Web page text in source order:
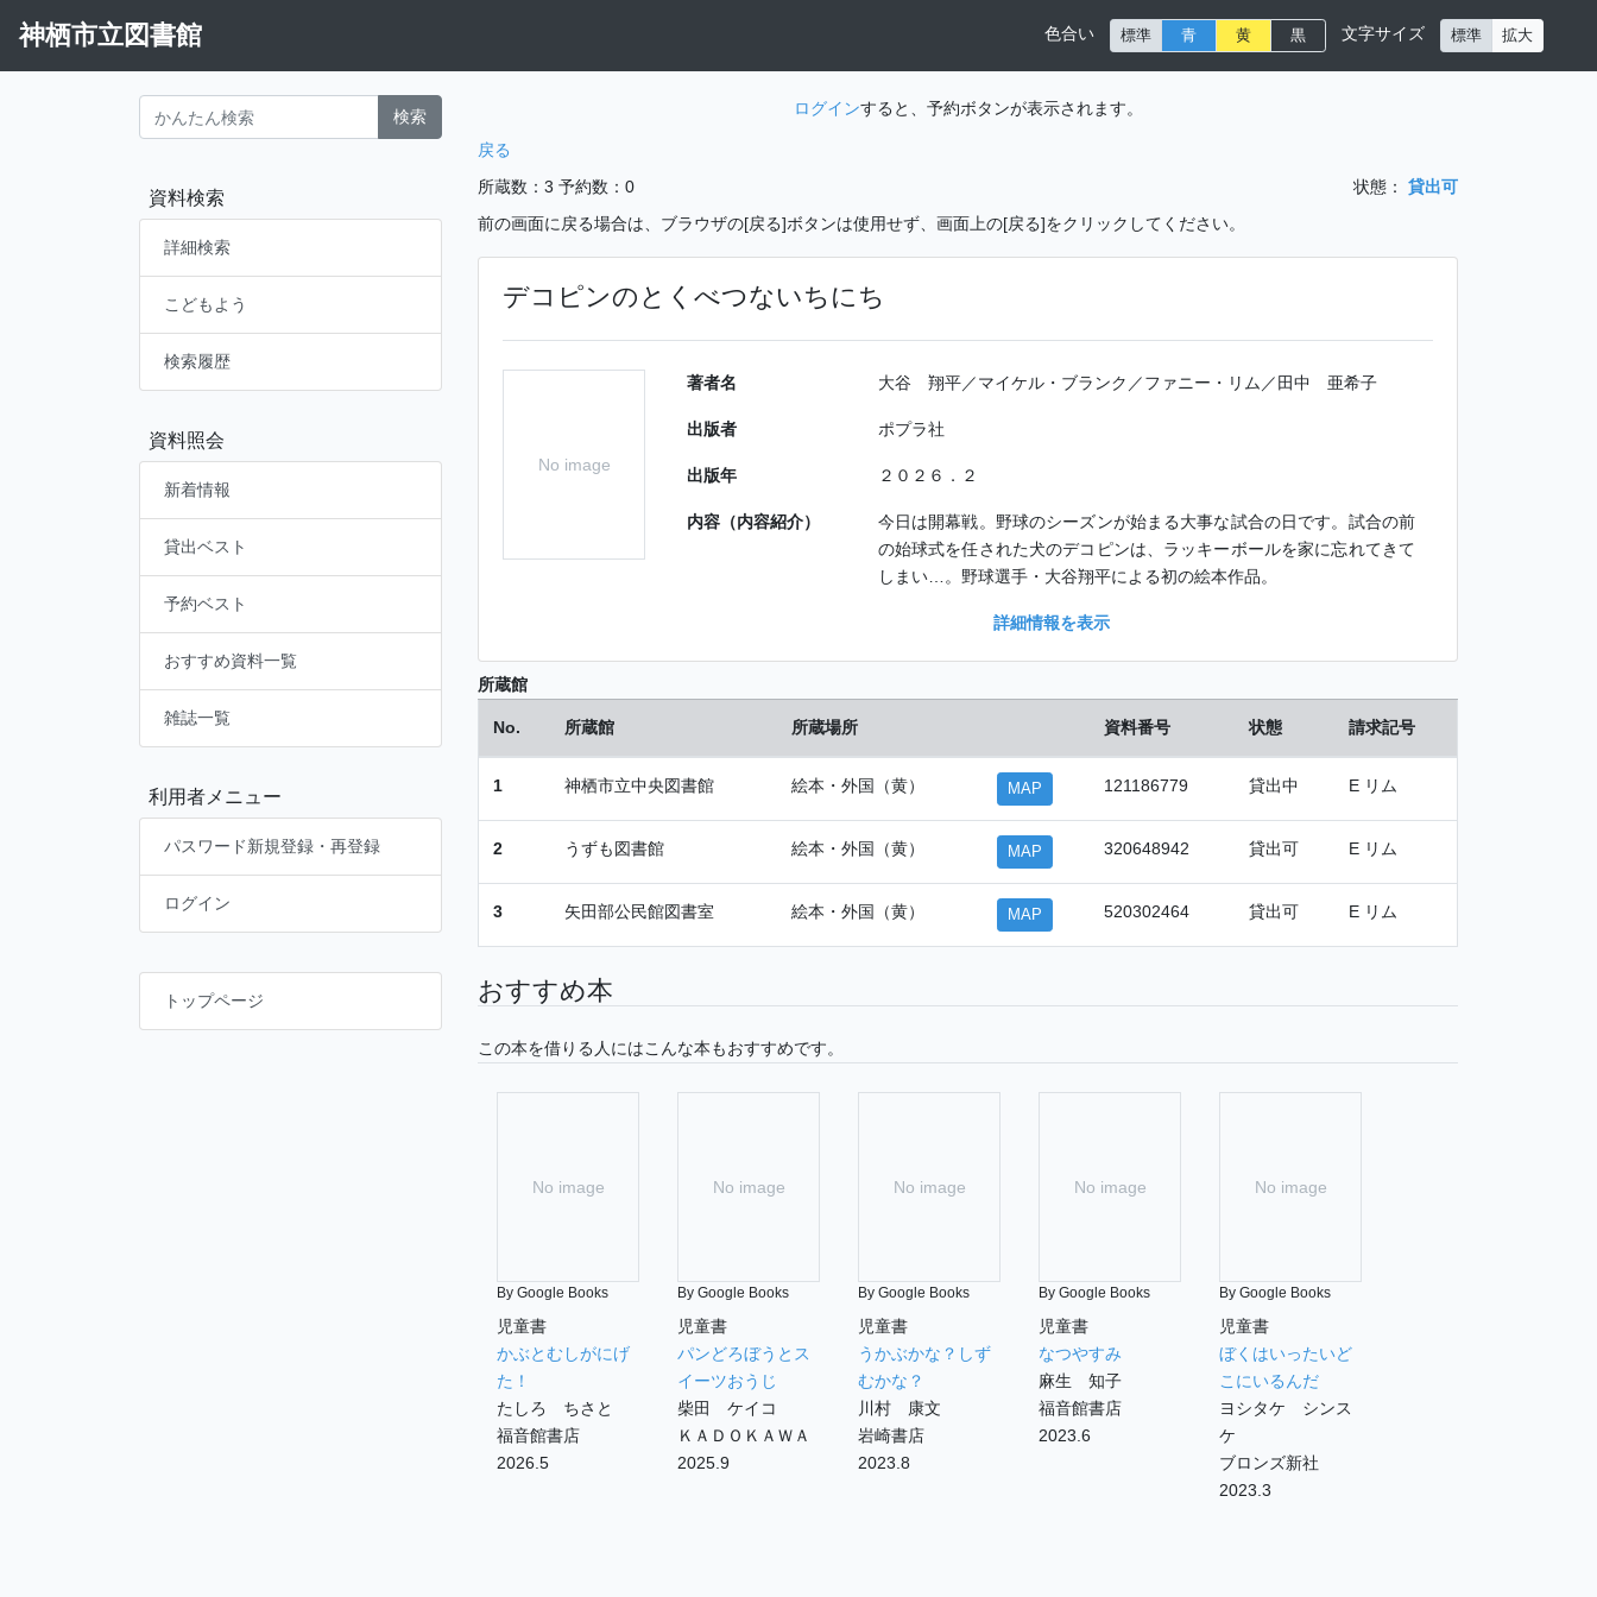
神栖市立図書館 色合い 標準 青 黄 黒 文字サイズ 標準 拡大
検索
資料検索
詳細検索
こどもよう
検索履歴
資料照会
新着情報
貸出ベスト
予約ベスト
おすすめ資料一覧
雑誌一覧
利用者メニュー
パスワード新規登録・再登録
ログイン
トップページ
ログインすると、予約ボタンが表示されます。
戻る
所蔵数：3 予約数：0 状態：
貸出可
前の画面に戻る場合は、ブラウザの[戻る]ボタンは使用せず、画面上の[戻る]をクリックしてください。
デコピンのとくべつないちにち
No image
著者名 大谷 翔平／マイケル・ブランク／ファニー・リム／田中 亜希子
出版者 ポプラ社
出版年 ２０２６．２
内容（内容紹介）
今日は開幕戦。野球のシーズンが始まる大事な試合の日です。試合の前
の始球式を任された犬のデコピンは、ラッキーボールを家に忘れてきて
しまい…。野球選手・大谷翔平による初の絵本作品。
詳細情報を表示
所蔵館
No. 所蔵館 所蔵場所 資料番号 状態 請求記号
1 神栖市立中央図書館 絵本・外国（黄） MAP 121186779 貸出中 E リム
2 うずも図書館 絵本・外国（黄） MAP 320648942 貸出可 E リム
3 矢田部公民館図書室 絵本・外国（黄） MAP 520302464 貸出可 E リム
おすすめ本
この本を借りる人にはこんな本もおすすめです。
No image
By Google Books
児童書
かぶとむしがにげ
た！
たしろ ちさと
福音館書店
2026.5
No image
By Google Books
児童書
パンどろぼうとス
イーツおうじ
柴田 ケイコ
ＫＡＤＯＫＡＷＡ
2025.9
No image
By Google Books
児童書
うかぶかな？しず
むかな？
川村 康文
岩崎書店
2023.8
No image
By Google Books
児童書
なつやすみ
麻生 知子
福音館書店
2023.6
No image
By Google Books
児童書
ぼくはいったいど
こにいるんだ
ヨシタケ シンス
ケ
ブロンズ新社
2023.3